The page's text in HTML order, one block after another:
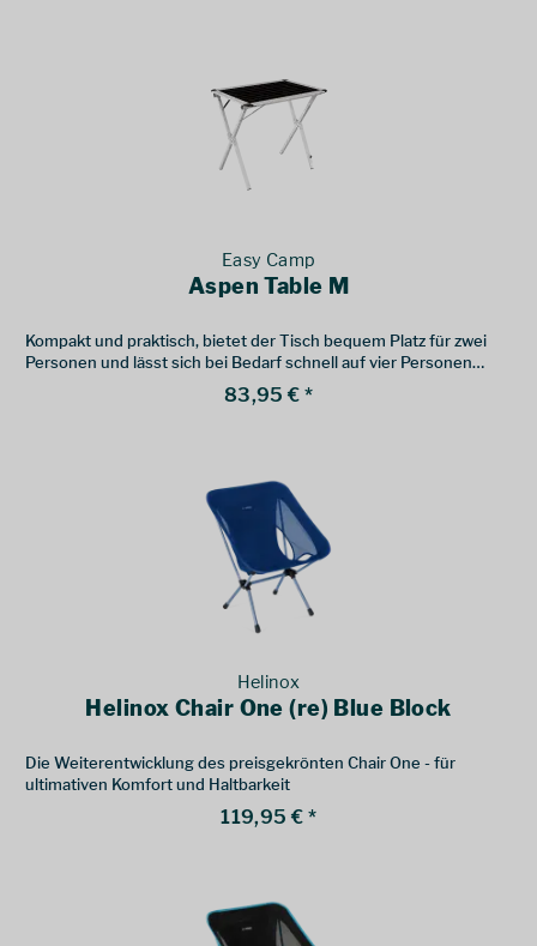
Easy Camp
Aspen Table M
Kompakt und praktisch, bietet der Tisch bequem Platz für zwei
Personen und lässt sich bei Bedarf schnell auf vier Personen
83,95 € *
Helinox
Helinox Chair One (re) Blue Block
Die Weiterentwicklung des preisgekrönten Chair One - für
ultimativen Komfort und Haltbarkeit
119,95 € *